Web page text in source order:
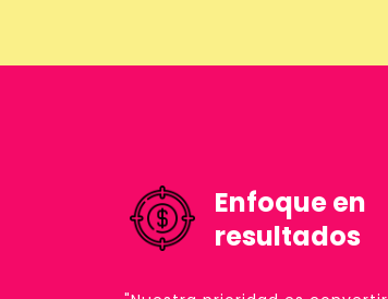
Enfoque en
resultados